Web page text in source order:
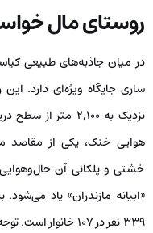
روستای مال
در میان جاذبه‌های طبیعی
ساری جایگاه ویژه‌ای دارد.
نزدیک به ۲,۱۰۰
هوایی خنک، یکی از مقاصد
خشتی و پلکانی آن
۳۳۹ نفر در ۱۰۷